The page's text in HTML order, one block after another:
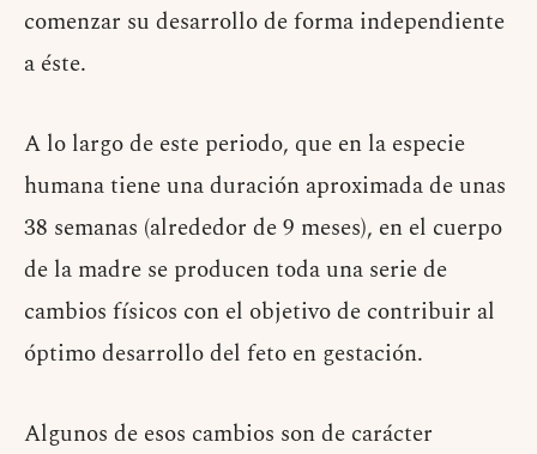
comenzar su desarrollo de forma independiente
a éste.
A lo largo de este periodo, que en la especie
humana tiene una duración aproximada de unas
38 semanas (alrededor de 9 meses), en el cuerpo
de la madre se producen toda una serie de
cambios físicos con el objetivo de contribuir al
óptimo desarrollo del feto en gestación.
Algunos de esos cambios son de carácter